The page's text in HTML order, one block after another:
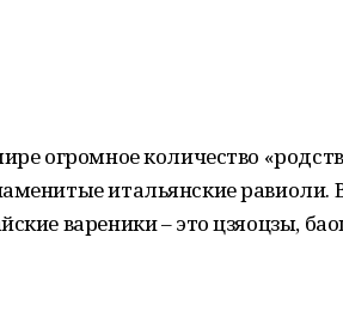
огромное количество
итальянские равиоли.
вареники – это цзяоцзы,